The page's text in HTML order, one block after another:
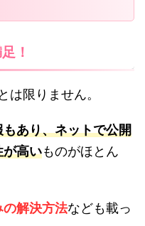
！
は限りません。
あり、ネットで公開
が高いものがほとん
解決方法なども載っ